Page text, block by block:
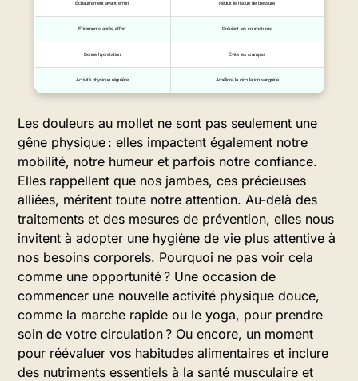
Échauffement avant effort Réduit le risque de blessure
Étirements après effort Prévient les courbatures
Bonne hydratation Évite les crampes
Activité physique régulière Améliore la circulation sanguine
Les douleurs au mollet ne sont pas seulement une
gêne physique : elles impactent également notre
mobilité, notre humeur et parfois notre confiance.
Elles rappellent que nos jambes, ces précieuses
alliées, méritent toute notre attention. Au-delà des
traitements et des mesures de prévention, elles nous
invitent à adopter une hygiène de vie plus attentive à
nos besoins corporels. Pourquoi ne pas voir cela
comme une opportunité ? Une occasion de
commencer une nouvelle activité physique douce,
comme la marche rapide ou le yoga, pour prendre
soin de votre circulation ? Ou encore, un moment
pour réévaluer vos habitudes alimentaires et inclure
des nutriments essentiels à la santé musculaire et